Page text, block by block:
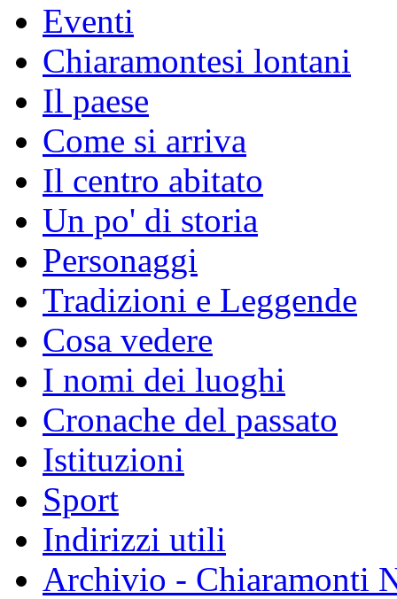
Eventi
Chiaramontesi lontani
Il paese
Come si arriva
Il centro abitato
Un po' di storia
Personaggi
Tradizioni e Leggende
Cosa vedere
I nomi dei luoghi
Cronache del passato
Istituzioni
Sport
Indirizzi utili
Archivio - Chiaramonti